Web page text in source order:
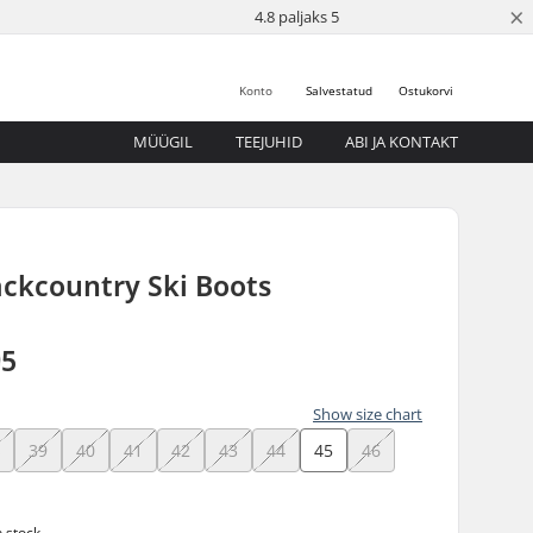
4.8 paljaks 5 ×
Ostukorvi
Salvestatud
Konto
MÜÜGIL TEEJUHID ABI JA KONTAKT
Ski Boots
Show size chart
39 40 41 42 43 44 45
46